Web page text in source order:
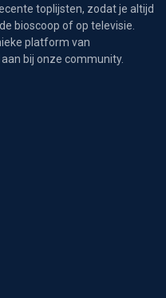
toplijsten, zodat je altijd
bioscoop of op televisie.
platform van
bij onze community.